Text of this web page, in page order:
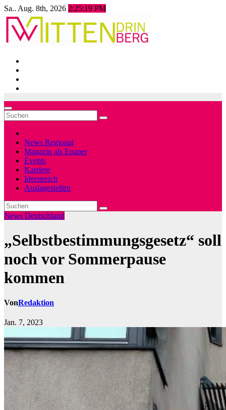
Zum
Inhalt
springen
Sa.. Aug. 8th, 2026 2:25:21 PM
News Regional
Magazin als Epaper
Events
Karriere
Ideenreich
Auslagestellen
News Deutschland
„Selbstbestimmungsgesetz“ soll
noch vor Sommerpause
kommen
VonRedaktion
Jan. 7, 2023